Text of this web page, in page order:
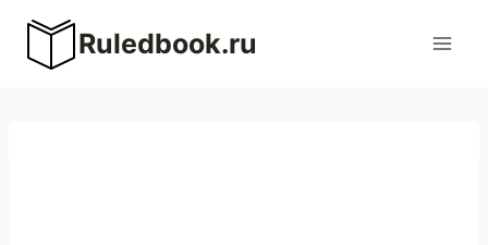
Перейти
содержимому
Ruledbook.ru